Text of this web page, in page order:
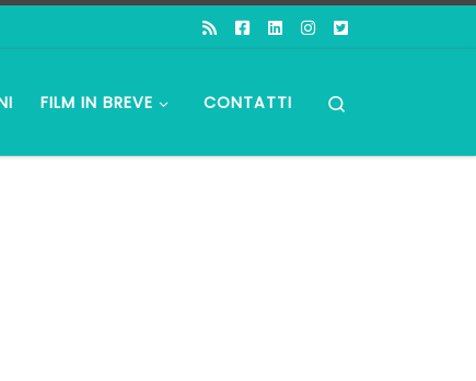
FILM IN BREVE CONTATTI